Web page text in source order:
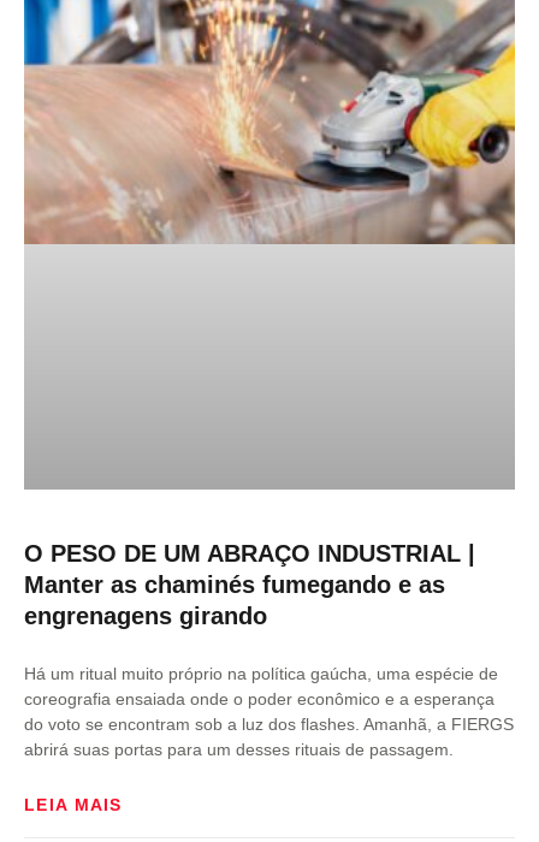
O PESO DE UM ABRAÇO INDUSTRIAL |
Manter as chaminés fumegando e as
engrenagens girando
Há um ritual muito próprio na política gaúcha, uma espécie de
coreografia ensaiada onde o poder econômico e a esperança
do voto se encontram sob a luz dos flashes. Amanhã, a FIERGS
abrirá suas portas para um desses rituais de passagem.
LEIA MAIS